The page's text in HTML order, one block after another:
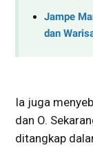
Jampe
dan
Ia juga
dan O.
ditangkap